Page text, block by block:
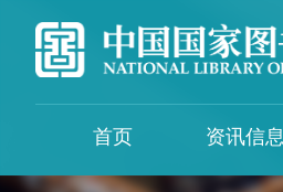
首页 资讯信息